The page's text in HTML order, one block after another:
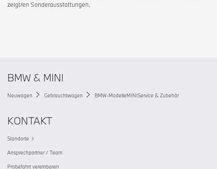
zeigt/en Sonderausstattungen.
BMW & MINI
Neuwagen Gebrauchtwagen BMW-ModelleMINIService & Zubehör
KONTAKT
Standorte
Ansprechpartner / Team
Probefahrt vereinbaren